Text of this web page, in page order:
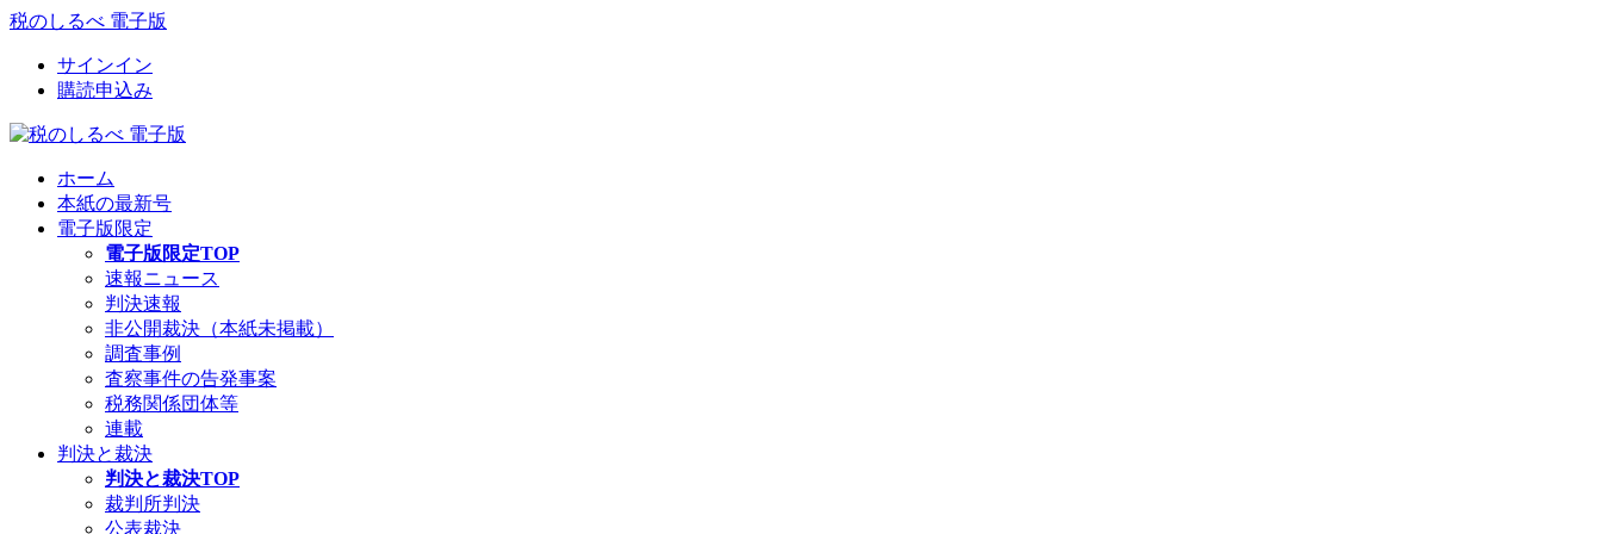
税のしるべ 電子版
サインイン
購読申込み
ホーム
本紙の最新号
電子版限定
電子版限定TOP
速報ニュース
判決速報
非公開裁決（本紙未掲載）
調査事例
査察事件の告発事案
税務関係団体等
連載
判決と裁決
判決と裁決TOP
裁判所判決
公表裁決